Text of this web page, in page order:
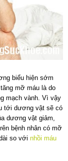
biểu hiện sớm
mỡ máu là do
mạch vành. Vì vậy
tới dương vật sẽ có
dương vật giảm,
bệnh nhân có mỡ
so với nhồi máu